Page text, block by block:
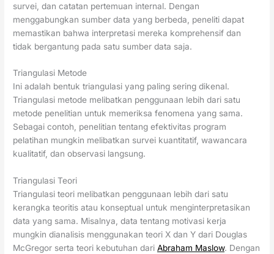
survei, dan catatan pertemuan internal. Dengan
menggabungkan sumber data yang berbeda, peneliti dapat
memastikan bahwa interpretasi mereka komprehensif dan
tidak bergantung pada satu sumber data saja.
Triangulasi Metode
Ini adalah bentuk triangulasi yang paling sering dikenal.
Triangulasi metode melibatkan penggunaan lebih dari satu
metode penelitian untuk memeriksa fenomena yang sama.
Sebagai contoh, penelitian tentang efektivitas program
pelatihan mungkin melibatkan survei kuantitatif, wawancara
kualitatif, dan observasi langsung.
Triangulasi Teori
Triangulasi teori melibatkan penggunaan lebih dari satu
kerangka teoritis atau konseptual untuk menginterpretasikan
data yang sama. Misalnya, data tentang motivasi kerja
mungkin dianalisis menggunakan teori X dan Y dari Douglas
McGregor serta teori kebutuhan dariAbraham Maslow. Dengan